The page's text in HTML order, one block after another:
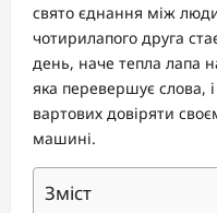
свято єднання між
чотирилапого друга
день, наче тепла лапа
яка перевершує слова,
вартових довіряти
машині.
Зміст